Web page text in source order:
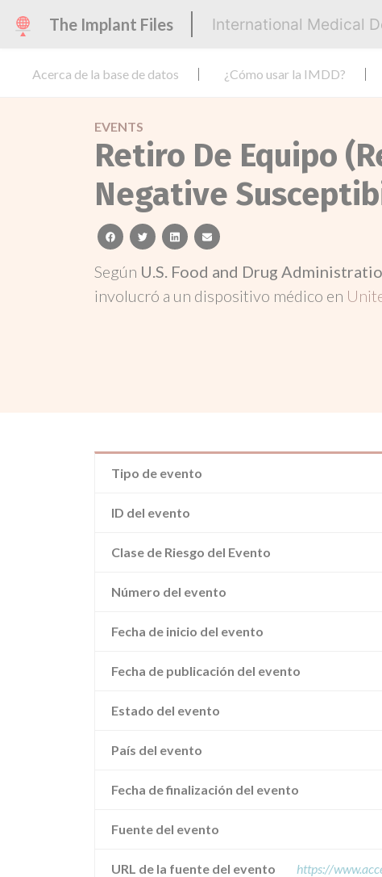
The Implant Files International Medical
Acerca de la base de datos ¿Cómo usar la IMDD?
EVENTS
Retiro De Equipo
Negative
facebooktwitterlinkedinemail
Según U.S. Food and Drug
involucró a un dispositivo médico en
Tipo de evento
ID del evento
Clase de Riesgo del Evento
Número del evento
Fecha de inicio del evento
Fecha de publicación del evento
Estado del evento
País del evento
Fecha de finalización del evento
Fuente del evento
URL de la fuente del evento https://